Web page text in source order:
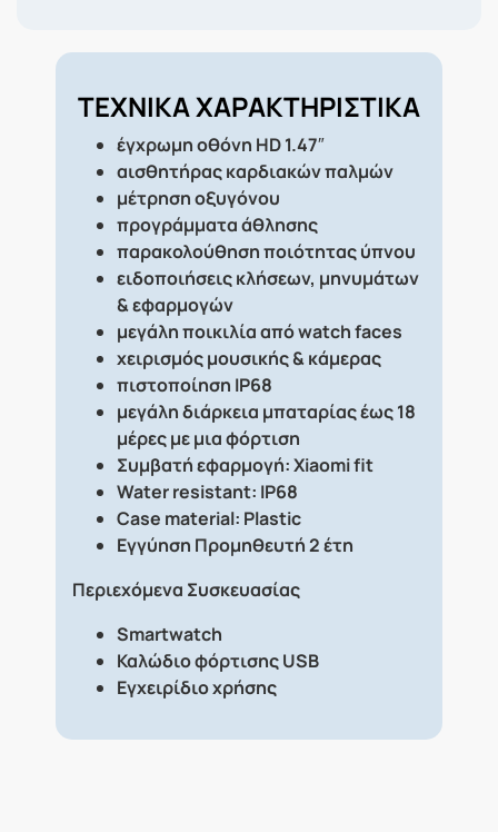
ΤΕΧΝΙΚΑ ΧΑΡΑΚΤΗΡΙΣΤΙΚΑ
έγχρωμη οθόνη HD 1.47″
αισθητήρας καρδιακών παλμών
μέτρηση οξυγόνου
προγράμματα άθλησης
παρακολούθηση ποιότητας ύπνου
ειδοποιήσεις κλήσεων, μηνυμάτων
& εφαρμογών
μεγάλη ποικιλία από watch faces
χειρισμός μουσικής & κάμερας
πιστοποίηση IP68
μεγάλη διάρκεια μπαταρίας έως 18
μέρες με μια φόρτιση
Συμβατή εφαρμογή: Xiaomi fit
Water resistant: IP68
Case material: Plastic
Εγγύηση Προμηθευτή 2 έτη
Περιεχόμενα Συσκευασίας
Smartwatch
Καλώδιο φόρτισης USB
Εγχειρίδιο χρήσης